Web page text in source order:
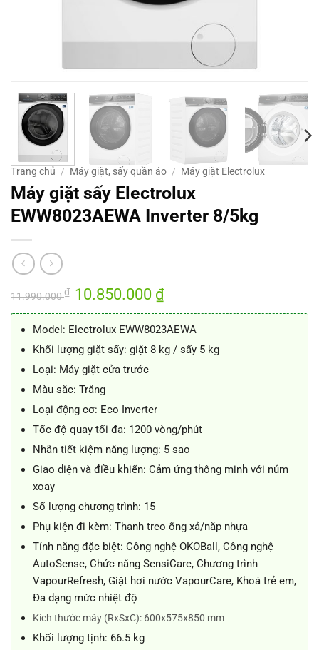
Trang chủ / Máy giặt, sấy quần áo / Máy giặt Electrolux
Máy giặt sấy Electrolux
EWW8023AEWA Inverter 8/5kg
11.990.000₫ Giá
gốc
là:
10.850.000 ₫Giá
tại
10.850.000 ₫.
Model: Electrolux EWW8023AEWA
Khối lượng giặt sấy: giặt 8 kg / sấy 5 kg
Loại: Máy giặt cửa trước
Màu sắc: Trắng
Loại động cơ: Eco Inverter
Tốc độ quay tối đa: 1200 vòng/phút
Nhãn tiết kiệm năng lượng: 5 sao
Giao diện và điều khiển: Cảm ứng thông minh với núm
xoay
Số lượng chương trình: 15
Phụ kiện đi kèm: Thanh treo ống xả/nắp nhựa
Tính năng đặc biệt: Công nghệ OKOBall, Công nghệ
AutoSense, Chức năng SensiCare, Chương trình
VapourRefresh, Giặt hơi nước VapourCare, Khoá trẻ em,
Đa dạng mức nhiệt độ
Kích thước máy (RxSxC): 600x575x850 mm
Khối lượng tịnh: 66.5 kg